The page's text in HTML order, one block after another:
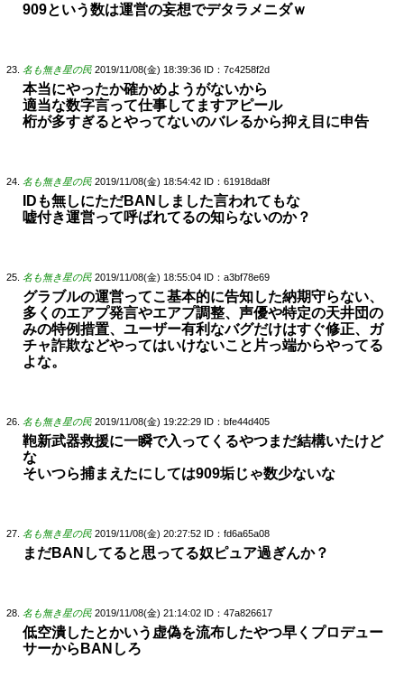
909という数は運営の妄想でデタラメニダｗ
名も無き星の民 2019/11/08(金) 18:39:36 ID：7c4258f2d
本当にやったか確かめようがないから
適当な数字言って仕事してますアピール
桁が多すぎるとやってないのバレるから抑え目に申告
名も無き星の民 2019/11/08(金) 18:54:42 ID：61918da8f
IDも無しにただBANしました言われてもな
嘘付き運営って呼ばれてるの知らないのか？
名も無き星の民 2019/11/08(金) 18:55:04 ID：a3bf78e69
グラブルの運営ってこ基本的に告知した納期守らない、
多くのエアプ発言やエアプ調整、声優や特定の天井団の
みの特例措置、ユーザー有利なバグだけはすぐ修正、ガ
チャ詐欺などやってはいけないこと片っ端からやってる
よな。
名も無き星の民 2019/11/08(金) 19:22:29 ID：bfe44d405
鞄新武器救援に一瞬で入ってくるやつまだ結構いたけど
な
そいつら捕まえたにしては909垢じゃ数少ないな
名も無き星の民 2019/11/08(金) 20:27:52 ID：fd6a65a08
まだBANしてると思ってる奴ピュア過ぎんか？
名も無き星の民 2019/11/08(金) 21:14:02 ID：47a826617
低空潰したとかいう虚偽を流布したやつ早くプロデュー
サーからBANしろ